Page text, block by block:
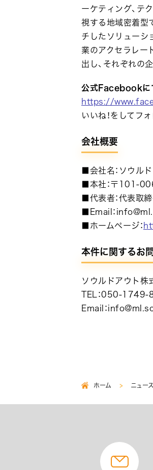
ーケティング、テ
視する地域密着型
チしたソリューシ
業のアクセラレー
出し、それぞれの
公式Facebookに
https://
いいね！をしてフ
会社概要
■会社名：ソウル
■本社：〒101-
■代表者：代表取
■Email：
■ホームページ：
本件に関するお
ソウルドアウト
TEL：050-1749-
Email：
パ
ン
ホーム ニュース